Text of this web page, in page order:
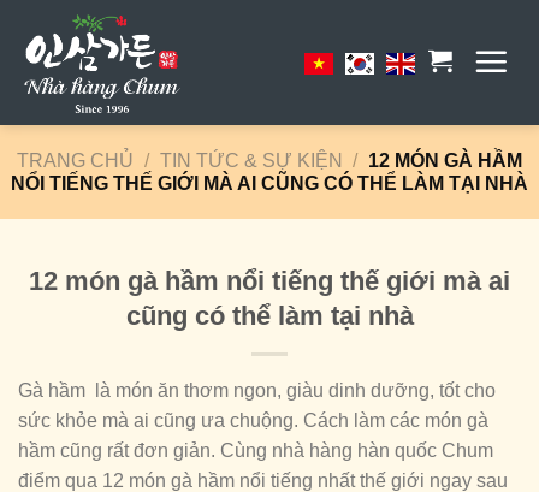
content
TRANG CHỦ / TIN TỨC & SỰ KIỆN / 12 MÓN GÀ HẦM
NỔI TIẾNG THẾ GIỚI MÀ AI CŨNG CÓ THỂ LÀM TẠI NHÀ
12 món gà hầm nổi tiếng thế giới mà ai
cũng có thể làm tại nhà
Gà hầm là món ăn thơm ngon, giàu dinh dưỡng, tốt cho
sức khỏe mà ai cũng ưa chuộng. Cách làm các món gà
hầm cũng rất đơn giản. Cùng nhà hàng hàn quốc Chum
điểm qua 12 món gà hầm nổi tiếng nhất thế giới ngay sau